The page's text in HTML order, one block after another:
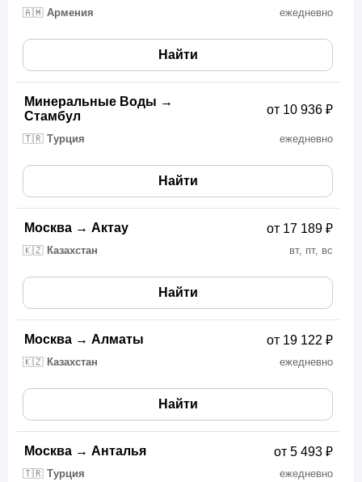
🇦🇲 Армения ежедневно
Найти
Минеральные Воды →
Стамбул
🇹🇷 Турция ежедневно
от 10 936 ₽
Найти
Москва → Актау
🇰🇿 Казахстан вт, пт, вс
от 17 189 ₽
Найти
Москва → Алматы
🇰🇿 Казахстан ежедневно
от 19 122 ₽
Найти
Москва → Анталья
🇹🇷 Турция ежедневно
от 5 493 ₽